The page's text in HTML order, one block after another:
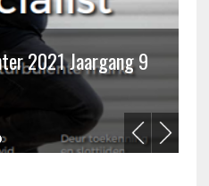
2021 Jaargang 9